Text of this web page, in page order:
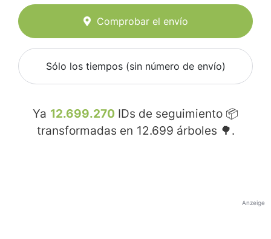
Comprobar el envío
Sólo los tiempos (sin número de envío)
Ya 12.699.270 IDs de seguimiento 📦
transformadas en 12.699 árboles 🌳.
Anzeige